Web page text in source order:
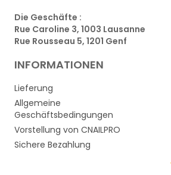
Die Geschäfte :
Rue Caroline 3, 1003 Lausanne
Rue Rousseau 5, 1201 Genf
INFORMATIONEN
Lieferung
Allgemeine
Geschäftsbedingungen
Vorstellung von CNAILPRO
Sichere Bezahlung